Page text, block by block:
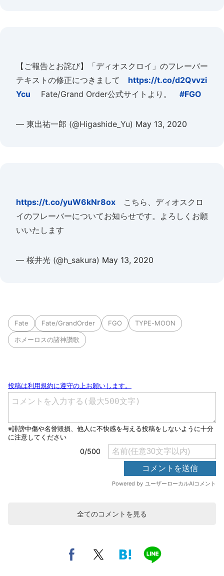
【ご報告とお詫び】「ディオスクロイ」のフレーバー
テキストの修正につきまして https://t.co/d2Qvvzi
Ycu Fate/Grand Order公式サイトより。 #FGO
— 東出祐一郎 (@Higashide_Yu) May 13, 2020
https://t.co/yuW6kNr8ox こちら、ディオスクロ
イのフレーバーについてお知らせです。よろしくお願
いいたします
— 桜井光 (@h_sakura) May 13, 2020
Fate Fate/GrandOrder FGO TYPE-MOON
ホメーロスの諸神讚歌
全てのコメントを見る